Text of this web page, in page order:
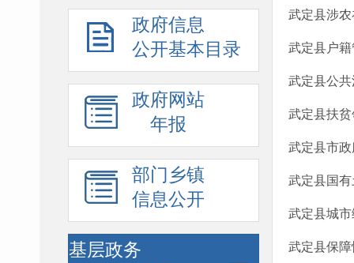
政府信息
公开基本目录
政府网站
年报
部门乡镇
信息公开
基层政务
武定县涉
武定县户
武定县公
武定县扶
武定县市
武定县国
武定县城
武定县保